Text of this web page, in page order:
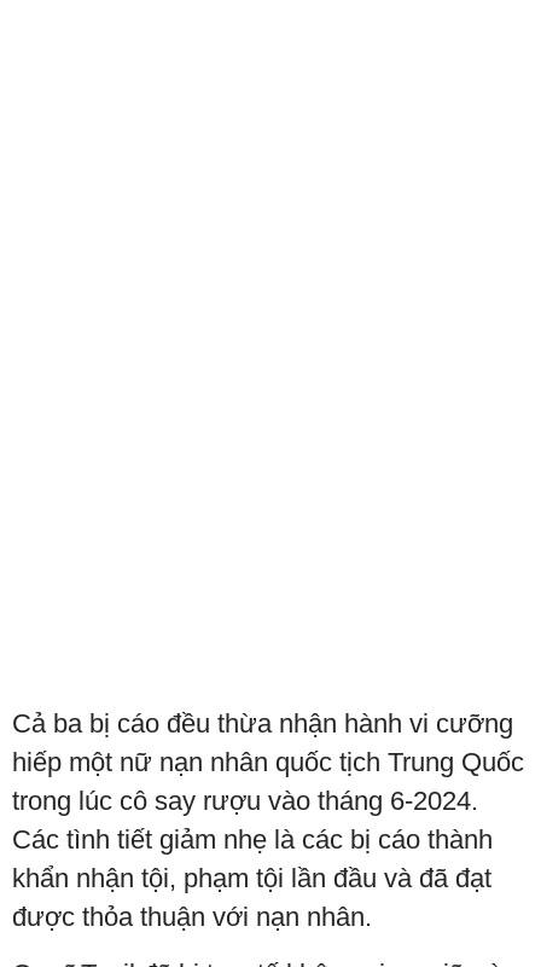
Cả ba bị cáo đều thừa nhận hành vi cưỡng
hiếp một nữ nạn nhân quốc tịch Trung Quốc
trong lúc cô say rượu vào tháng 6-2024.
Các tình tiết giảm nhẹ là các bị cáo thành
khẩn nhận tội, phạm tội lần đầu và đã đạt
được thỏa thuận với nạn nhân.